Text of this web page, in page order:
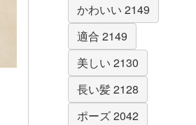
かわいい 2149
適合 2149
美しい 2130
長い髪 2128
ポーズ 2042